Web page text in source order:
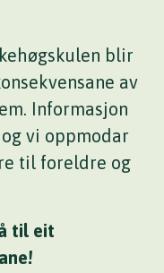
blir
av
Informasjon
vi oppmodar
til foreldre og
til eit